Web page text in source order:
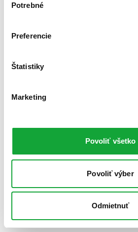
súhlasu
Potrebné
Preferencie
Štatistiky
Marketing
Povoliť všetko
Povoliť výber
Odmietnuť